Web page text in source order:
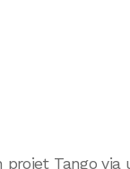
projet Tango via